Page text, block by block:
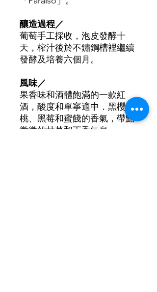
釀造過程／
葡萄手工採收，泡皮發酵十
天，榨汁後於不鏽鋼槽裡繼續
發酵及培養六個月。
風味／
果香味和酒體飽滿的一款紅
酒，酸度和單寧適中．黑櫻
桃、黑莓和蜜餞的香氣，帶點
微微的甘草和丁香氣息。